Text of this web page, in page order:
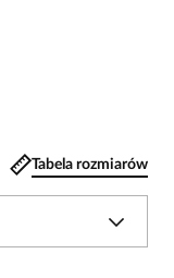
Tabela rozmiarów